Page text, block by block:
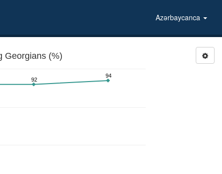
Azərbaycanca
Georgians (%)
92
94